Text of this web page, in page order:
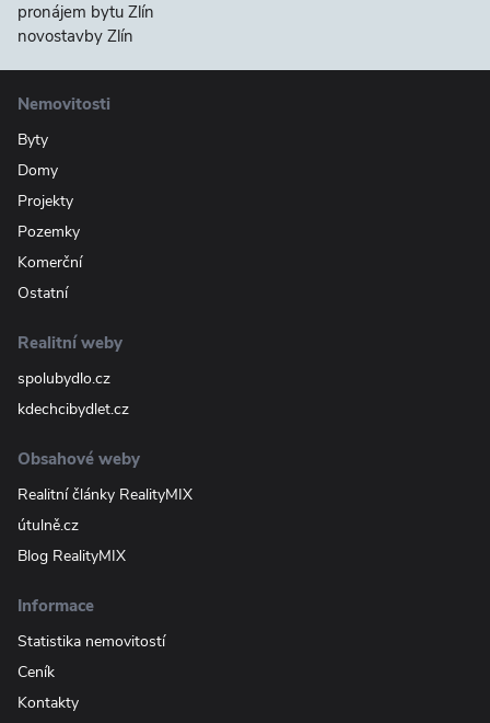
pronájem bytu Zlín
novostavby Zlín
Nemovitosti
Byty
Domy
Projekty
Pozemky
Komerční
Ostatní
Realitní weby
spolubydlo.cz
kdechcibydlet.cz
Obsahové weby
Realitní články RealityMIX
útulně.cz
Blog RealityMIX
Informace
Statistika nemovitostí
Ceník
Kontakty